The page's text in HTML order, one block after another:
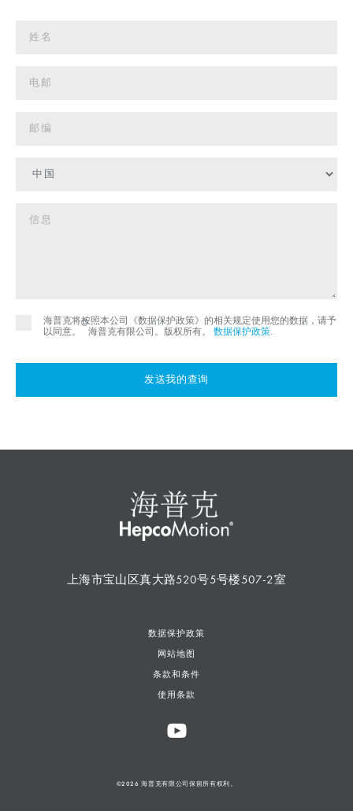
海普克将按照本公司《数据保护政策》的相关规定使用您的数据，请予
以同意。
©
海普克有限公司。版权所有。 数据保护政策.
发送我的查询
上海市宝山区真大路520号5号楼507-2室
数据保护政策
网站地图
条款和条件
使用条款
©2026 海普克有限公司保留所有权利。